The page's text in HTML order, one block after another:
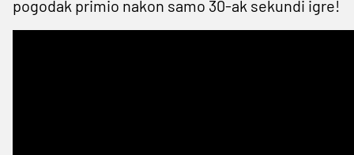
pogodak primio nakon samo 30-ak sekundi igre!